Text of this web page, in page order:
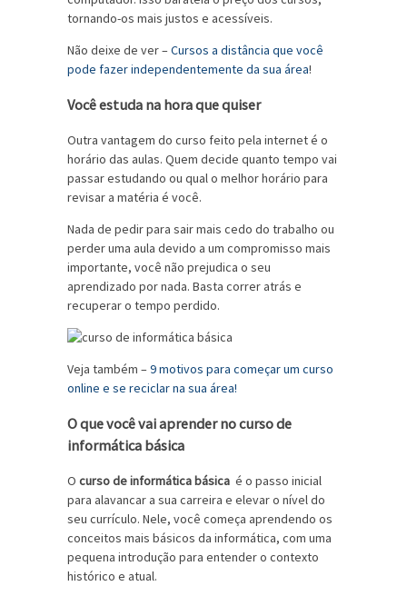
tornando-os mais justos e acessíveis.
Não deixe de ver –Cursos a distância que você
pode fazer independentemente da sua área!
Você estuda na hora que quiser
Outra vantagem do curso feito pela internet é o
horário das aulas. Quem decide quanto tempo vai
passar estudando ou qual o melhor horário para
revisar a matéria é você.
Nada de pedir para sair mais cedo do trabalho ou
perder uma aula devido a um compromisso mais
importante, você não prejudica o seu
aprendizado por nada. Basta correr atrás e
recuperar o tempo perdido.
Veja também –9 motivos para começar um curso
online e se reciclar na sua área!
O que você vai aprender no curso de
informática básica
O curso de informática básica é o passo inicial
para alavancar a sua carreira e elevar o nível do
seu currículo. Nele, você começa aprendendo os
conceitos mais básicos da informática, com uma
pequena introdução para entender o contexto
histórico e atual.